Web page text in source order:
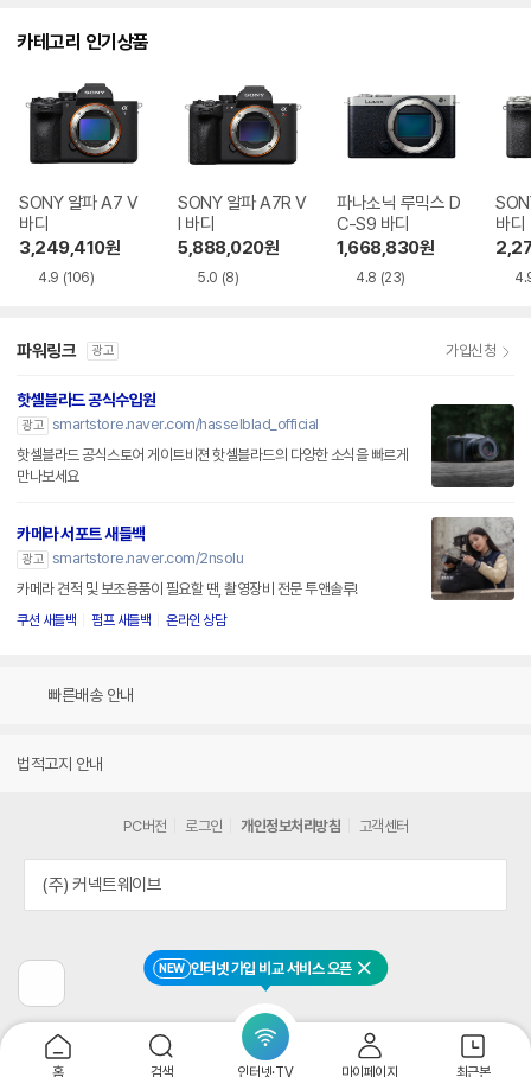
NEW 인터넷 가입 비교 서비스 오픈 닫기
홈 검색 인터넷·TV 마이페이지 최근본
카테고리 인기상품
SONY 알파 A7 V
바디
3,249,410원
4.9 (106)
SONY 알파 A7R V
I 바디
5,888,020원
5.0 (8)
파나소닉 루믹스 D
C-S9 바디
1,668,830원
4.8 (23)
바디
파워링크 광고 가입신청
핫셀블라드 공식수입원
광고
smartstore.naver.com/hasselblad_official
핫셀블라드 공식스토어 게이트비젼 핫셀블라드의 다양한 소식을 빠르게
만나보세요
카메라 서포트 새들백
광고
smartstore.naver.com/2nsolu
카메라 견적 및 보조용품이 필요할 땐, 촬영장비 전문 투앤솔루!
쿠션 새들백 펌프 새들백 온라인 상담
빠른배송 안내
법적고지 안내
전
페
이
지
PC버전 로그인 개인정보처리방침 고객센터
(주) 커넥트웨이브